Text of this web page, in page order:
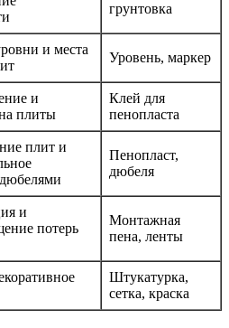
грунтовка
и места
Уровень, маркер
и
плиты
Клей для
пенопласта
плит и
Пенопласт,
дюбеля
и
потерь
Монтажная
пена, ленты
Штукатурка,
сетка, краска